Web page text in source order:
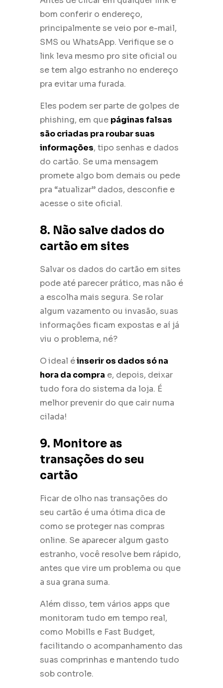
bom conferir o endereço,
principalmente se veio por e-mail,
SMS ou WhatsApp. Verifique se o
link leva mesmo pro site oficial ou
se tem algo estranho no endereço
pra evitar uma furada.
Eles podem ser parte de golpes de
phishing, em que páginas falsas
são criadas pra roubar suas
informações, tipo senhas e dados
do cartão. Se uma mensagem
promete algo bom demais ou pede
pra “atualizar” dados, desconfie e
acesse o site oficial.
8. Não salve dados do
cartão em sites
Salvar os dados do cartão em sites
pode até parecer prático, mas não é
a escolha mais segura. Se rolar
algum vazamento ou invasão, suas
informações ficam expostas e aí já
viu o problema, né?
Oideal éinserir os dados só na
hora da compra e, depois, deixar
tudo fora do sistema da loja. É
melhor prevenir do que cair numa
cilada!
9. Monitore as
transações do seu
cartão
Ficar de olho nas transações do
seu cartão é uma ótima dica de
como se proteger nas compras
online. Se aparecer algum gasto
estranho, você resolve bem rápido,
antes que vire um problema ou que
a sua grana suma.
Além disso, tem vários apps que
monitoram tudo em tempo real,
como Mobills e Fast Budget,
facilitando o acompanhamento das
suas comprinhas e mantendo tudo
sob controle.